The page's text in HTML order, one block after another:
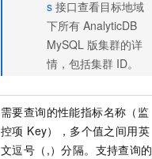
s 接口查看目标地域
下所有 AnalyticDB
MySQL 版集群的详
情，包括集群 ID。
需要查询的性能指标名称（监
控项 Key），多个值之间用英
文逗号（,）分隔。支持查询的